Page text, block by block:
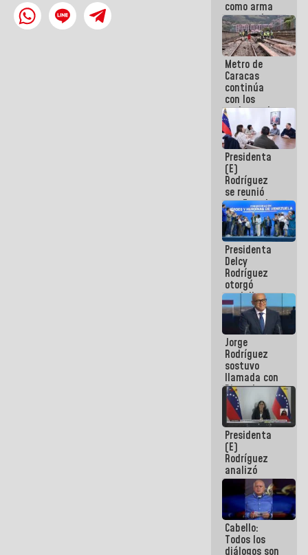
como arma
contra el
Pueblo
Metro de
Caracas
continúa
con los
trabajos de
mantenimiento
e inspección
en la Línea 2
Presidenta
(E)
Rodríguez
se reunió
con Estado
Mayor
Eléctrico
para
abordar
planes de
acción
Presidenta
Delcy
Rodríguez
otorgó
medalla
"Héroe de
Venezuela"
a servidores
públicos
Jorge
Rodríguez
sostuvo
llamada con
Dinorah
Figuera y
acuerdan
primer
encuentro
presencial
para el
diálogo
Presidenta
(E)
Rodríguez
analizó
junto a
gobernadores
planes de
recuperación
del Sistema
Eléctrico
Cabello:
Todos los
diálogos son